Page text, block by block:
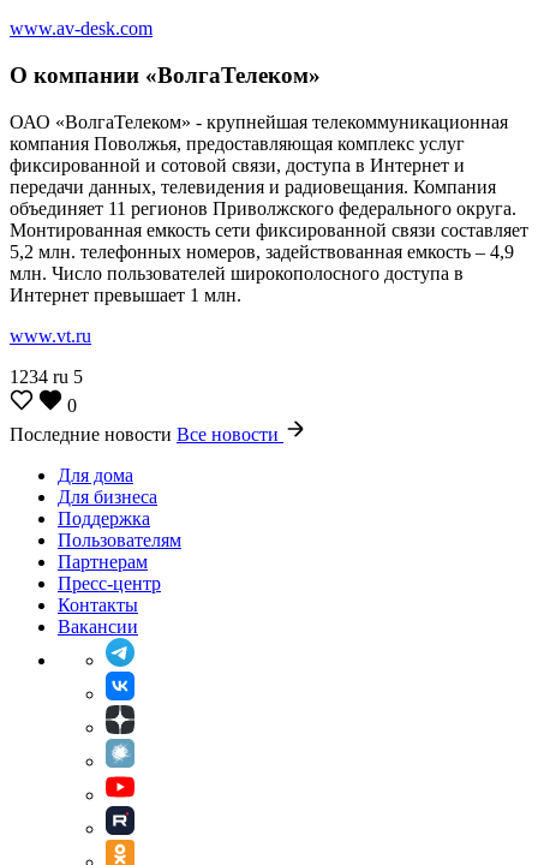
www.av-desk.com
О компании «ВолгаТелеком»
ОАО «ВолгаТелеком» - крупнейшая телекоммуникационная
компания Поволжья, предоставляющая комплекс услуг
фиксированной и сотовой связи, доступа в Интернет и
передачи данных, телевидения и радиовещания. Компания
объединяет 11 регионов Приволжского федерального округа.
Монтированная емкость сети фиксированной связи составляет
5,2 млн. телефонных номеров, задействованная емкость – 4,9
млн. Число пользователей широкополосного доступа в
Интернет превышает 1 млн.
www.vt.ru
1234 ru 5
0
Последние новости Все новости
Для дома
Для бизнеса
Поддержка
Пользователям
Партнерам
Пресс-центр
Контакты
Вакансии